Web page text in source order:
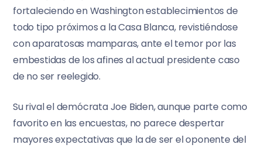
fortaleciendo en Washington establecimientos de
todo tipo próximos a la Casa Blanca, revistiéndose
con aparatosas mamparas, ante el temor por las
embestidas de los afines al actual presidente caso
de no ser reelegido.
Su rival el demócrata Joe Biden, aunque parte como
favorito en las encuestas, no parece despertar
mayores expectativas que la de ser el oponente del